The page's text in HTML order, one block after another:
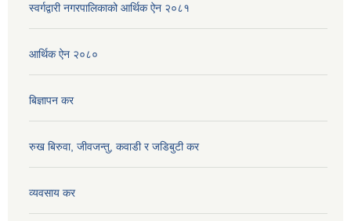
स्वर्गद्वारी नगरपालिकाको आर्थिक ऐन २०८१
आर्थिक ऐन २०८०
बिज्ञापन कर
रुख बिरुवा, जीवजन्तु, कवाडी र जडिबुटी कर
व्यवसाय कर